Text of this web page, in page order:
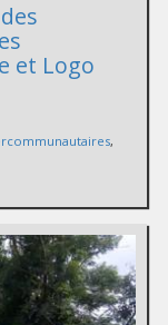
et Logo
,